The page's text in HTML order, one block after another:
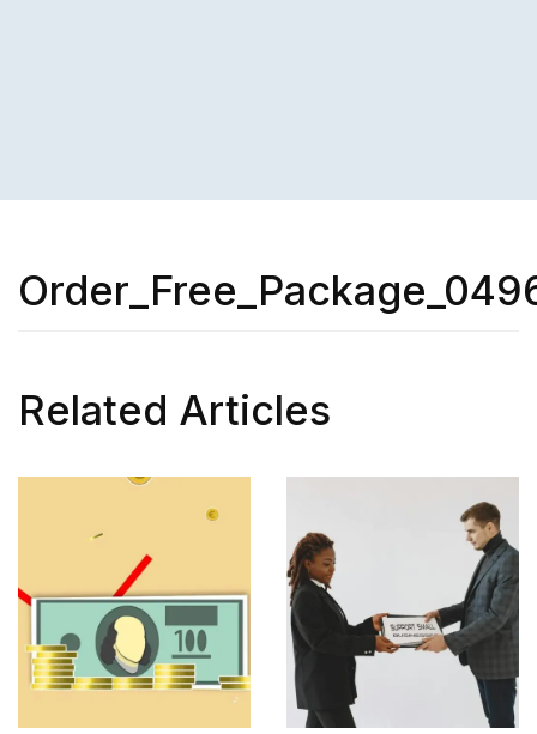
Related Articles